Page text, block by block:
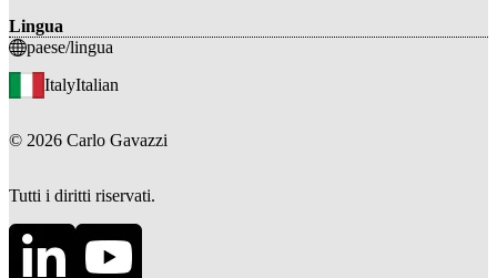
Lingua
paese/lingua
ItalyItalian
© 2026 Carlo Gavazzi
Tutti i diritti riservati.